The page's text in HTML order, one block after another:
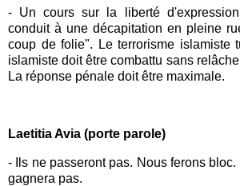
- Un cours sur la liberté
conduit à une décapitation en pleine
coup de folie". Le terrorisme islamiste
islamiste doit être combattu sans
La réponse pénale doit être maximale.
Laetitia Avia (porte parole)
-
Ils ne passeront pas. Nous ferons
gagnera pas.